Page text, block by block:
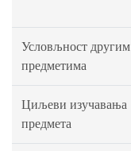
Условљност другим
предметима
Циљеви изучавања
предмета